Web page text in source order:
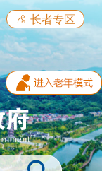
长者专区